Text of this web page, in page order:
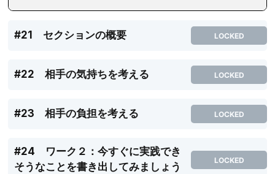
#21 セクションの概要 LOCKED
#22 相手の気持ちを考える LOCKED
#23 相手の負担を考える LOCKED
#24 ワーク２：今すぐに実践でき
そうなことを書き出してみましょう
LOCKED